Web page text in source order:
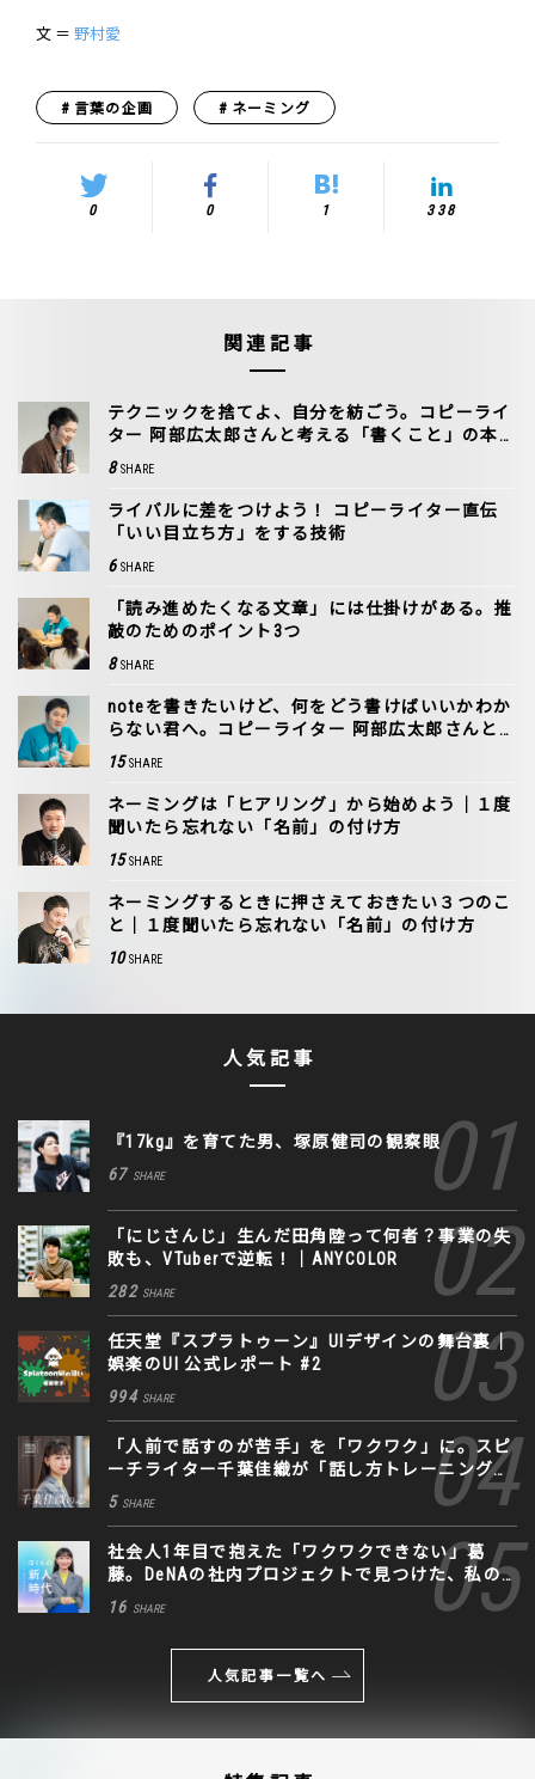
文 ＝ 野村愛
言葉の企画 ネーミング
0 0 1 338
関連記事
テクニックを捨てよ、自分を紡ごう。コピーライ
ター 阿部広太郎さんと考える「書くこと」の本
質
8 SHARE
ライバルに差をつけよう！ コピーライター直伝
「いい目立ち方」をする技術
6 SHARE
「読み進めたくなる文章」には仕掛けがある。推
敲のためのポイント3つ
8 SHARE
noteを書きたいけど、何をどう書けばいいかわか
らない君へ。コピーライター 阿部広太郎さんと
考える、書くことの楽しみ方
15 SHARE
ネーミングは「ヒアリング」から始めよう｜１度
聞いたら忘れない「名前」の付け方
15 SHARE
ネーミングするときに押さえておきたい３つのこ
と｜１度聞いたら忘れない「名前」の付け方
10 SHARE
人気記事
『17kg』を育てた男、塚原健司の観察眼
67 SHARE
「にじさんじ」生んだ田角陸って何者？事業の失
敗も、VTuberで逆転！｜ANYCOLOR
282 SHARE
任天堂『スプラトゥーン』UIデザインの舞台裏｜
娯楽のUI 公式レポート #2
994 SHARE
「人前で話すのが苦手」を「ワクワク」に。スピ
ーチライター千葉佳織が「話し方トレーニング」
に込めた思い
5 SHARE
社会人1年目で抱えた「ワクワクできない」葛
藤。DeNAの社内プロジェクトで見つけた、私の
生きる道
16 SHARE
人気記事一覧へ